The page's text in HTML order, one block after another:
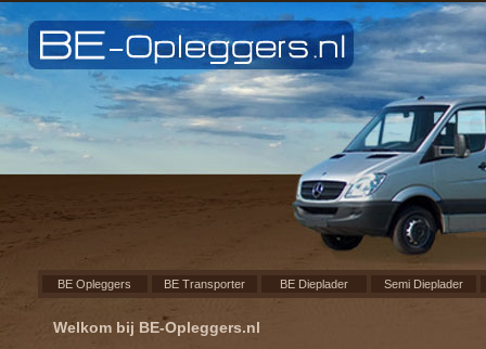
BE Opleggers BE Transporter BE Dieplader Semi Dieplader
Welkom bij BE-Opleggers.nl